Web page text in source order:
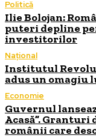
Politică
Ilie Bolojan:
puteri depline
investitorilor
Național
Institutul
adus un omagiu
Economie
Guvernul
Acasă”. Granturi
românii care